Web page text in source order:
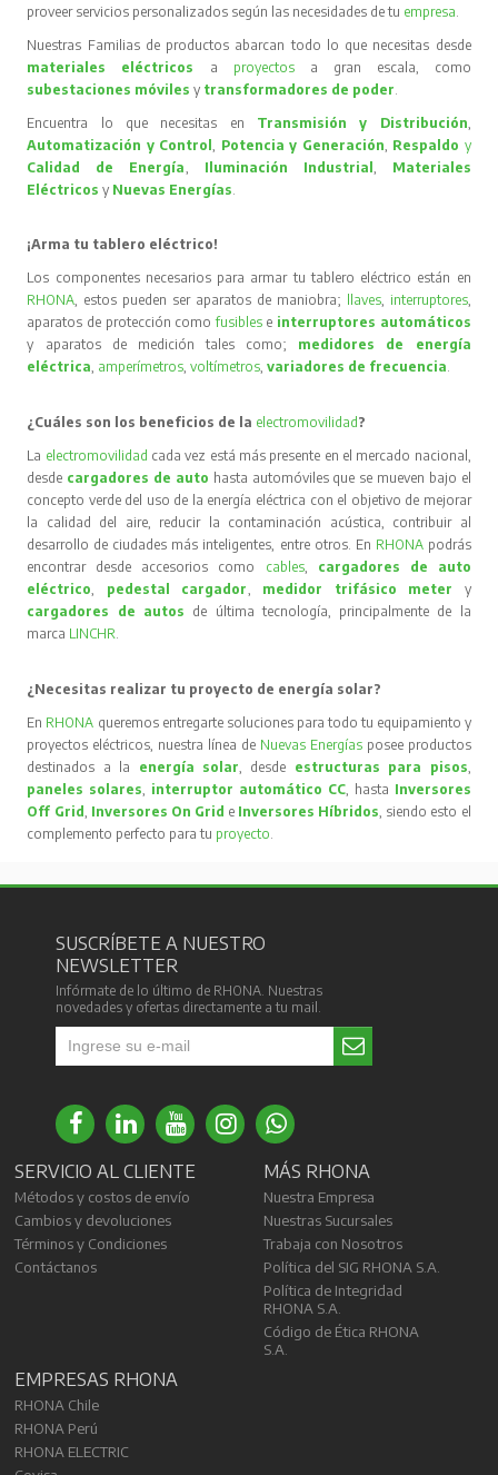
proveer servicios personalizados según las necesidades de tu empresa.
Nuestras Familias de productos abarcan todo lo que necesitas desde
materiales eléctricos
a proyectos
a gran escala, como
subestaciones móvilesy transformadores de poder.
Encuentra lo que necesitas en Transmisión y Distribución,
Automatización y Control, Potencia y Generación, Respaldo y
Calidad de Energía, Iluminación Industrial , Materiales
Eléctricos y Nuevas Energías.
¡Arma tu tablero eléctrico!
Los componentes necesarios para armar tu tablero eléctrico están en
RHONA, estos pueden ser aparatos de maniobra; llaves, interruptores,
aparatos de protección comofusibles e interruptores automáticos
y aparatos de medición tales como; medidores de energía
eléctrica, amperímetros,voltímetros,variadores de frecuencia.
¿Cuáles son los beneficios de la electromovilidad ?
La electromovilidad cada vez está más presente en el mercado nacional,
desde cargadores de auto hasta automóviles que se mueven bajo el
concepto verde del uso de la energía eléctrica con el objetivo de mejorar
la calidad del aire, reducir la contaminación acústica, contribuir al
desarrollo de ciudades más inteligentes, entre otros. En RHONA podrás
encontrar desde accesorios como cables, cargadores de auto
eléctrico, pedestal cargador, medidor trifásico meter
y
cargadores de autos de última tecnología, principalmente de la
marca LINCHR.
¿Necesitas realizar tu proyecto de energía solar?
En RHONA queremos entregarte soluciones para todo tu equipamiento y
proyectos eléctricos, nuestra línea de Nuevas Energíasposee productos
destinados a la energía solar, desde estructuras para pisos,
paneles solares, interruptor automático CC, hasta Inversores
Off Grid, Inversores On Grid e Inversores Híbridos, siendo esto el
complemento perfecto para tu proyecto.
SUSCRÍBETE A NUESTRO
NEWSLETTER
Infórmate de lo último de RHONA. Nuestras
novedades y ofertas directamente a tu mail.
SERVICIO AL CLIENTE
Métodos y costos de envío
Cambios y devoluciones
Términos y Condiciones
Contáctanos
MÁS RHONA
Nuestra Empresa
Nuestras Sucursales
Trabaja con Nosotros
Política del SIG RHONA S.A.
Política de Integridad
RHONA S.A.
Código de Ética RHONA
S.A.
EMPRESAS RHONA
RHONA Chile
RHONA Perú
RHONA ELECTRIC